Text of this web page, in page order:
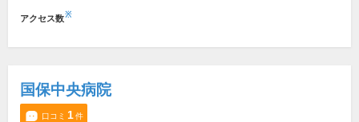
アクセス数※
国保中央病院
口コミ 1件